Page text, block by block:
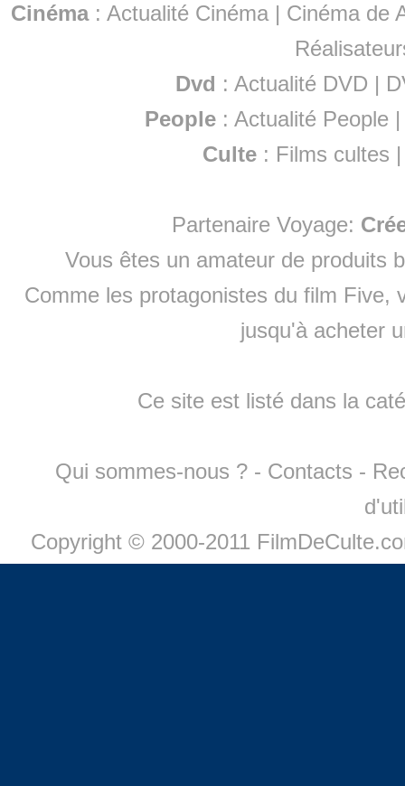
Cinéma: Actualité Cinéma | Cinéma de
Dvd : Actualité DVD |
People :Actualité People
Culte : Films cultes
Partenaire Voyage:
Vous êtes un amateur de produits
Comme les protagonistes du film Five,
jusqu'à acheter
Ce site est listé dans la
Qui sommes-nous ? - Contacts -
Copyright © 2000-2011